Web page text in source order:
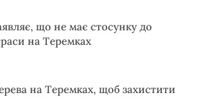
що не має стосунку до
на Теремках
на Теремках, щоб захистити